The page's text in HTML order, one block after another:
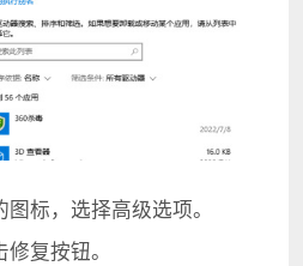
标，选择高级选项。
复按钮。